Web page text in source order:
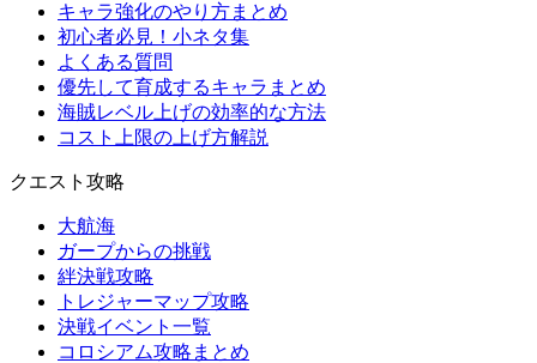
キャラ強化のやり方まとめ
初心者必見！小ネタ集
よくある質問
優先して育成するキャラまとめ
海賊レベル上げの効率的な方法
コスト上限の上げ方解説
クエスト攻略
大航海
ガープからの挑戦
絆決戦攻略
トレジャーマップ攻略
決戦イベント一覧
コロシアム攻略まとめ